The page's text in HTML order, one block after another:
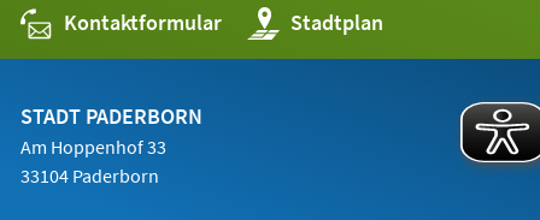
Kontaktformular Stadtplan
(Öffnet
in
einem
STADT PADERBORN
Am Hoppenhof 33
33104 Paderborn